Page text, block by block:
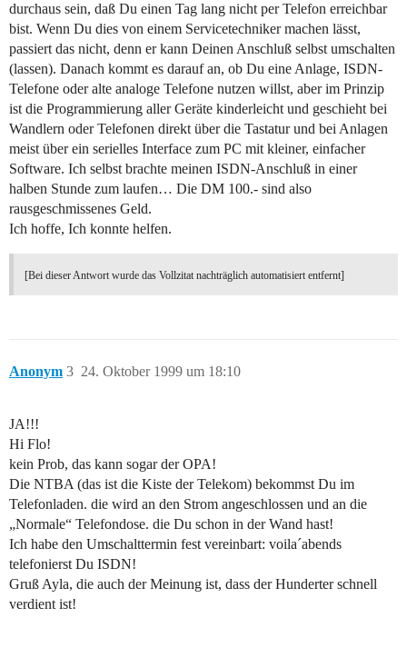
durchaus sein, daß Du einen Tag lang nicht per Telefon erreichbar
bist. Wenn Du dies von einem Servicetechniker machen lässt,
passiert das nicht, denn er kann Deinen Anschluß selbst umschalten
(lassen). Danach kommt es darauf an, ob Du eine Anlage, ISDN-
Telefone oder alte analoge Telefone nutzen willst, aber im Prinzip
ist die Programmierung aller Geräte kinderleicht und geschieht bei
Wandlern oder Telefonen direkt über die Tastatur und bei Anlagen
meist über ein serielles Interface zum PC mit kleiner, einfacher
Software. Ich selbst brachte meinen ISDN-Anschluß in einer
halben Stunde zum laufen… Die DM 100.- sind also
rausgeschmissenes Geld.
Ich hoffe, Ich konnte helfen.
[Bei dieser Antwort wurde das Vollzitat nachträglich automatisiert entfernt]
Anonym 24. Oktober 1999 um 18:10
3
JA!!!
Hi Flo!
kein Prob, das kann sogar der OPA!
Die NTBA (das ist die Kiste der Telekom) bekommst Du im
Telefonladen. die wird an den Strom angeschlossen und an die
„Normale“ Telefondose. die Du schon in der Wand hast!
Ich habe den Umschalttermin fest vereinbart: voila´abends
telefonierst Du ISDN!
Gruß Ayla, die auch der Meinung ist, dass der Hunderter schnell
verdient ist!